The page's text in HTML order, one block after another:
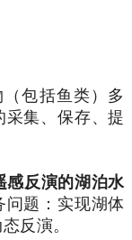
包括鱼类）多
集、保存、提
感反演的湖泊水
问题：实现湖体
反演。